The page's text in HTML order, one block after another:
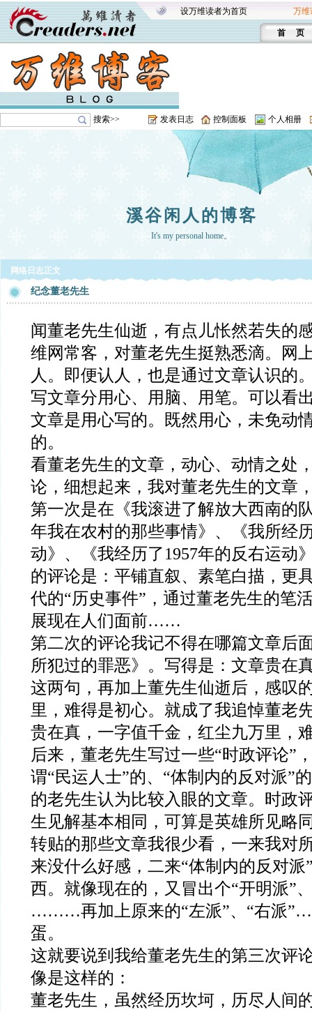
设万维读者为首页 万维
首 页
搜索>> 发表日志 控制面板 个人相册
溪谷闲人的博客
It's my personal home。
网络日志正文
纪念董老先生
闻董老先生仙逝，有点儿怅然若失的
维网常客，对董老先生挺熟悉滴。网
人。即便认人，也是通过文章认识的
写文章分用心、用脑、用笔。可以看
文章是用心写的。既然用心，未免动
的。
看董老先生的文章，动心、动情之处
论，细想起来，我对董老先生的文章
第一次是在《我滚进了解放大西南的
年我在农村的那些事情》、《我所经
动》、《我经历了1957年的反右运
的评论是：平铺直叙、素笔白描，更
代的“历史事件”，通过董老先生的笔
展现在人们面前……
第二次的评论我记不得在哪篇文章后
所犯过的罪恶》。写得是：文章贵在
这两句，再加上董先生仙逝后，感叹
里，难得是初心。就成了我追悼董老
贵在真，一字值千金，红尘九万里，
后来，董老先生写过一些“时政评论”
谓“民运人士”的、“体制内的反对派”
的老先生认为比较入眼的文章。时政
生见解基本相同，可算是英雄所见略
转贴的那些文章我很少看，一来我对
来没什么好感，二来“体制内的反对派
西。就像现在的，又冒出个“开明派”
………再加上原来的“左派”、“右派
蛋。
这就要说到我给董老先生的第三次评
像是这样的：
董老先生，虽然经历坎坷，历尽人间